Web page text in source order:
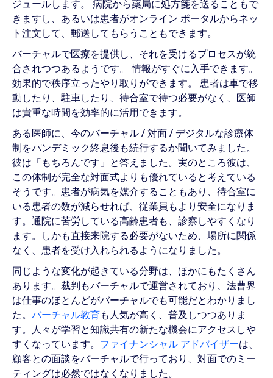
ジュールします。 病院から薬局に処方箋を送ることもで
きますし、あるいは患者がオンライン ポータルからネッ
ト注文して、郵送してもらうこともできます。
バーチャルで医療を提供し、それを受けるプロセスが統
合されつつあるようです。 情報がすぐに入手できます。
効果的で秩序立ったやり取りができます。 患者は車で移
動したり、駐車したり、待合室で待つ必要がなく、医師
は貴重な時間を効率的に活用できます。
ある医師に、今のバーチャル / 対面 / デジタルな診療体
制をパンデミック終息後も続行するか聞いてみました。
彼は「もちろんです」と答えました。実のところ彼は、
この体制が完全な対面式よりも優れていると考えている
そうです。患者が病気を媒介することもあり、待合室に
いる患者の数が減らせれば、従業員もより安全になりま
す。通院に苦労している高齢患者も、診察しやすくなり
ます。しかも直接来院する必要がないため、場所に関係
なく、患者を受け入れられるようになりました。
同じような変化が起きている分野は、ほかにもたくさん
あります。裁判もバーチャルで運営されており、法曹界
は仕事のほとんどがバーチャルでも可能だとわかりまし
た。 バーチャル教育も人気が高く、普及しつつありま
す。人々が学習と知識共有の新たな機会にアクセスしや
すくなっています。 ファイナンシャル アドバイザーは、
顧客との面談をバーチャルで行っており、対面でのミー
ティングは必然ではなくなりました。